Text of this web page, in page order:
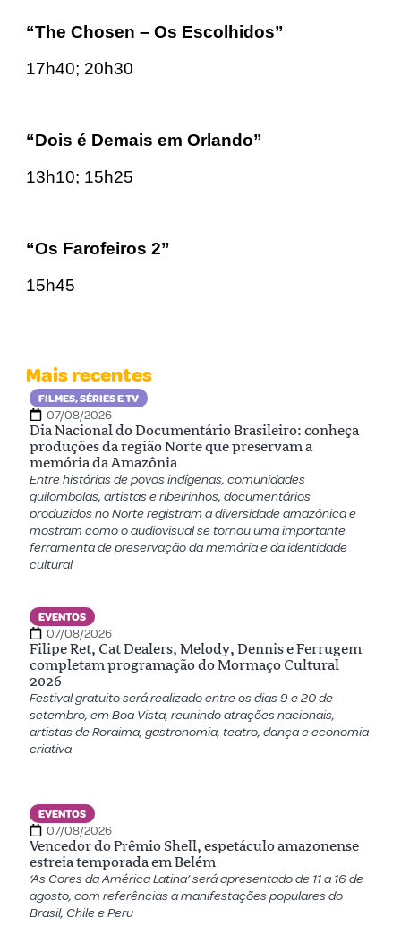
“The Chosen – Os Escolhidos”
17h40; 20h30
“Dois é Demais em Orlando”
13h10; 15h25
“Os Farofeiros 2”
15h45
Mais recentes
FILMES, SÉRIES E TV
07/08/2026
Dia Nacional do Documentário Brasileiro: conheça
produções da região Norte que preservam a
memória da Amazônia
Entre histórias de povos indígenas, comunidades
quilombolas, artistas e ribeirinhos, documentários
produzidos no Norte registram a diversidade amazônica e
mostram como o audiovisual se tornou uma importante
ferramenta de preservação da memória e da identidade
cultural
EVENTOS
07/08/2026
Filipe Ret, Cat Dealers, Melody, Dennis e Ferrugem
completam programação do Mormaço Cultural
2026
Festival gratuito será realizado entre os dias 9 e 20 de
setembro, em Boa Vista, reunindo atrações nacionais,
artistas de Roraima, gastronomia, teatro, dança e economia
criativa
EVENTOS
07/08/2026
Vencedor do Prêmio Shell, espetáculo amazonense
estreia temporada em Belém
‘As Cores da América Latina’ será apresentado de 11 a 16 de
agosto, com referências a manifestações populares do
Brasil, Chile e Peru